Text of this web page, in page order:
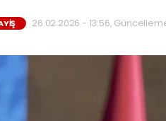
26.02.2026 - 13:56,